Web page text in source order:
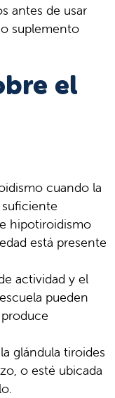
antes de usar
suplemento
el
cuando la
hipotiroidismo
está presente
actividad y el
pueden
glándula tiroides
o esté ubicada